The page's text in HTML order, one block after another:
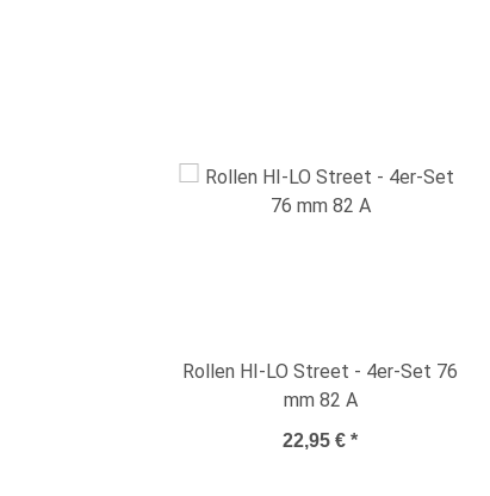
Rollen HI-LO Street - 4er-Set 76
mm 82 A
22,95 € *